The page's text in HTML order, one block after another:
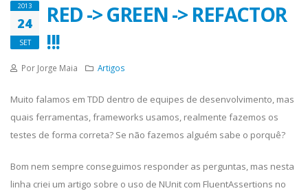
2013
24
SET
RED -> GREEN -> REFACTOR
!!!
Por Jorge Maia Artigos
Muito falamos em TDD dentro de equipes de desenvolvimento, mas
quais ferramentas, frameworks usamos, realmente fazemos os
testes de forma correta? Se não fazemos alguém sabe o porquê?
Bom nem sempre conseguimos responder as perguntas, mas nesta
linha criei um artigo sobre o uso de NUnit com FluentAssertions no